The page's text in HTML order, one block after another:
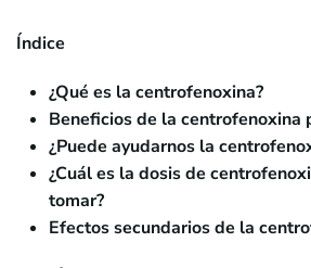
Índice
¿Qué es la centrofenoxina?
Beneficios de la centrofenoxina
¿Puede ayudarnos la
¿Cuál es la dosis de
tomar?
Efectos secundarios de la